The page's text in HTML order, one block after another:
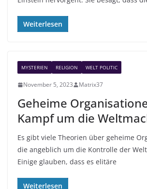
Weiterlesen
MYSTERIEN RELIGION WELT POLITIC
November 5, 2023 Matrix37
Geheime
Kampf um die
Es gibt viele Theorien über geheime
die angeblich um die Kontrolle der
Einige glauben, dass es elitäre
Weiterlesen